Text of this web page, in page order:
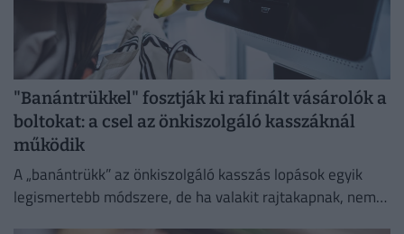
"Banántrükkel" fosztják ki rafinált vásárolók a
boltokat: a csel az önkiszolgáló kasszáknál
működik
A „banántrükk” az önkiszolgáló kasszás lopások egyik
legismertebb módszere, de ha valakit rajtakapnak, nem